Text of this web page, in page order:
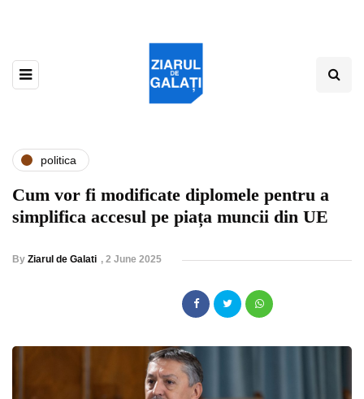
politica
Cum vor fi modificate diplomele pentru a
simplifica accesul pe piața muncii din UE
By Ziarul de Galati , 2 June 2025